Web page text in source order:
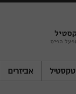
טקסטיל אביזרים